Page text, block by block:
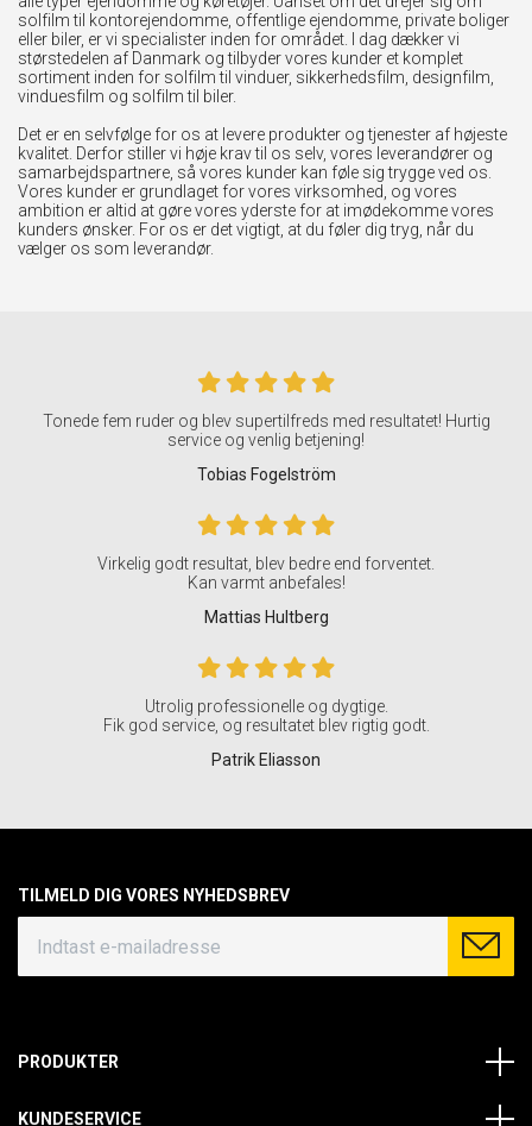
solfilm til kontorejendomme, offentlige ejendomme, private boliger
eller biler, er vi specialister inden for området. I dag dækker vi
størstedelen af Danmark og tilbyder vores kunder et komplet
sortiment inden for solfilm til vinduer, sikkerhedsfilm, designfilm,
vinduesfilm og solfilm til biler.
Det er en selvfølge for os at levere produkter og tjenester af højeste
kvalitet. Derfor stiller vi høje krav til os selv, vores leverandører og
samarbejdspartnere, så vores kunder kan føle sig trygge ved os.
Vores kunder er grundlaget for vores virksomhed, og vores
ambition er altid at gøre vores yderste for at imødekomme vores
kunders ønsker. For os er det vigtigt, at du føler dig tryg, når du
vælger os som leverandør.
Tonede fem ruder og blev supertilfreds med resultatet! Hurtig
service og venlig betjening!
Tobias Fogelström
Virkelig godt resultat, blev bedre end forventet.
Kan varmt anbefales!
Mattias Hultberg
Utrolig professionelle og dygtige.
Fik god service, og resultatet blev rigtig godt.
Patrik Eliasson
TILMELD DIG VORES NYHEDSBREV
PRODUKTER
KUNDESERVICE